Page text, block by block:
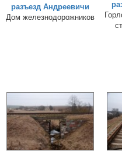
разъезд Андреевичи
Дом железнодорожников